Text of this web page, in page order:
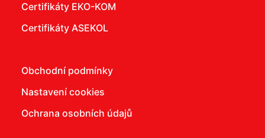
Certifikáty EKO-KOM
Certifikáty ASEKOL
Obchodní podmínky
Nastavení cookies
Ochrana osobních údajů